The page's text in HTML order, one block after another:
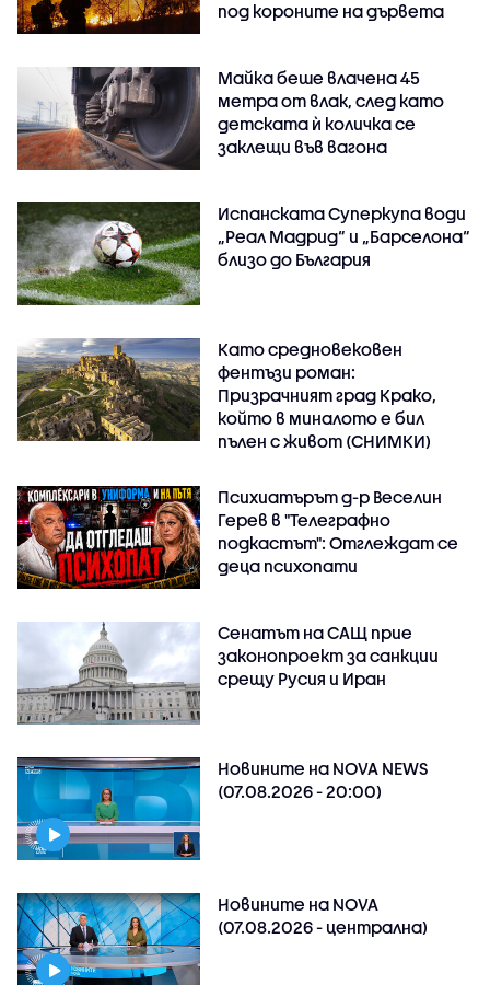
под короните на дървета
Майка беше влачена 45
метра от влак, след като
детската ѝ количка се
заклещи във вагона
Испанската Суперкупа води
„Реал Мадрид“ и „Барселона“
близо до България
Като средновековен
фентъзи роман:
Призрачният град Крако,
който в миналото е бил
пълен с живот (СНИМКИ)
Психиатърът д-р Веселин
Герев в "Телеграфно
подкастът": Отглеждат се
деца психопати
Сенатът на САЩ прие
законопроект за санкции
срещу Русия и Иран
Новините на NOVA NEWS
(07.08.2026 - 20:00)
Новините на NOVA
(07.08.2026 - централна)